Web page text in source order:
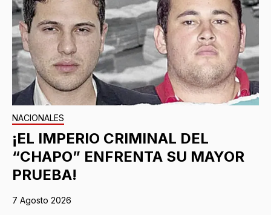
NACIONALES
¡EL IMPERIO CRIMINAL DEL
“CHAPO” ENFRENTA SU MAYOR
PRUEBA!
7 Agosto 2026